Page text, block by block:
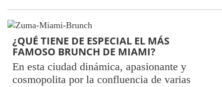
¿QUÉ TIENE DE ESPECIAL EL MÁS
FAMOSO BRUNCH DE MIAMI?
En esta ciudad dinámica, apasionante y
cosmopolita por la confluencia de varias